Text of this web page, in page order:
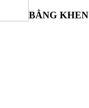
BẰNG KHEN